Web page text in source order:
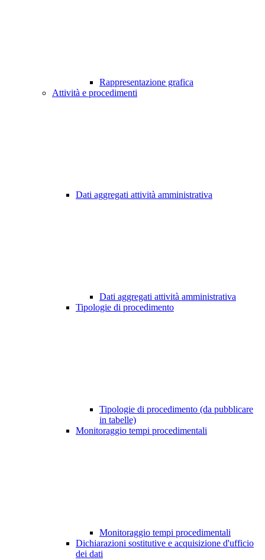
Rappresentazione grafica
Attività e procedimenti
Dati aggregati attività amministrativa
Dati aggregati attività amministrativa
Tipologie di procedimento
Tipologie di procedimento (da pubblicare
in tabelle)
Monitoraggio tempi procedimentali
Monitoraggio tempi procedimentali
Dichiarazioni sostitutive e acquisizione d'ufficio
dei dati